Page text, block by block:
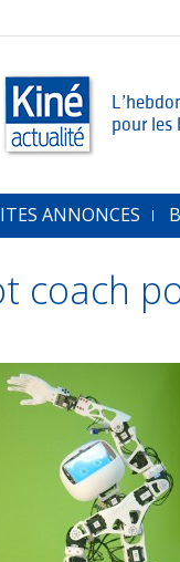
pour les
ANNONCES
coach